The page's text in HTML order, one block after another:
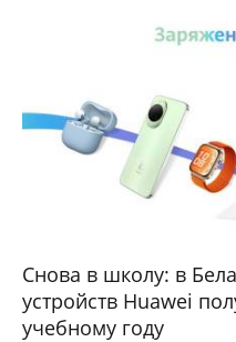
Снова в школу: в
устройств Huawei
учебному году